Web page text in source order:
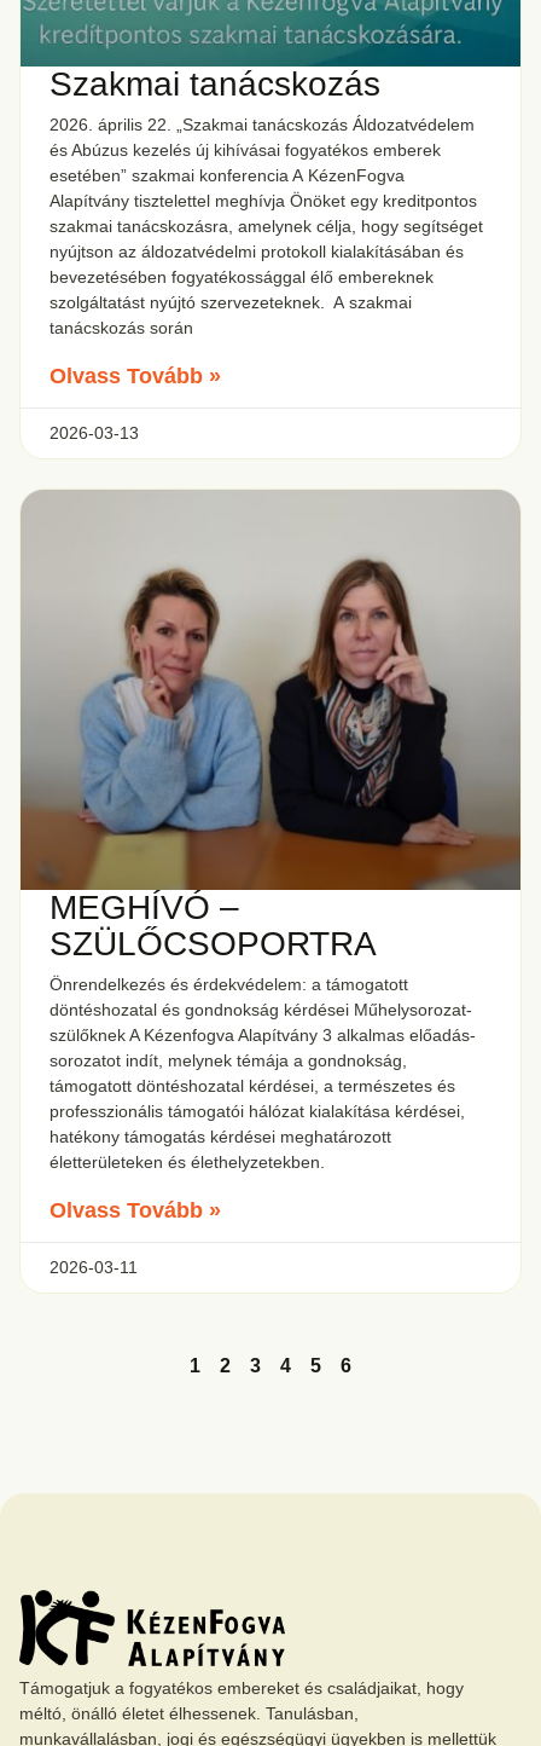
Szakmai tanácskozás
2026. április 22. „Szakmai tanácskozás Áldozatvédelem
és Abúzus kezelés új kihívásai fogyatékos emberek
esetében” szakmai konferencia A KézenFogva
Alapítvány tisztelettel meghívja Önöket egy kreditpontos
szakmai tanácskozásra, amelynek célja, hogy segítséget
nyújtson az áldozatvédelmi protokoll kialakításában és
bevezetésében fogyatékossággal élő embereknek
szolgáltatást nyújtó szervezeteknek. A szakmai
tanácskozás során
Olvass Tovább »
2026-03-13
MEGHÍVÓ –
SZÜLŐCSOPORTRA
Önrendelkezés és érdekvédelem: a támogatott
döntéshozatal és gondnokság kérdései Műhelysorozat-
szülőknek A Kézenfogva Alapítvány 3 alkalmas előadás-
sorozatot indít, melynek témája a gondnokság,
támogatott döntéshozatal kérdései, a természetes és
professzionális támogatói hálózat kialakítása kérdései,
hatékony támogatás kérdései meghatározott
életterületeken és élethelyzetekben.
Olvass Tovább »
2026-03-11
1 2 3 4 5 6
Támogatjuk a fogyatékos embereket és családjaikat, hogy
méltó, önálló életet élhessenek. Tanulásban,
munkavállalásban, jogi és egészségügyi ügyekben is mellettük